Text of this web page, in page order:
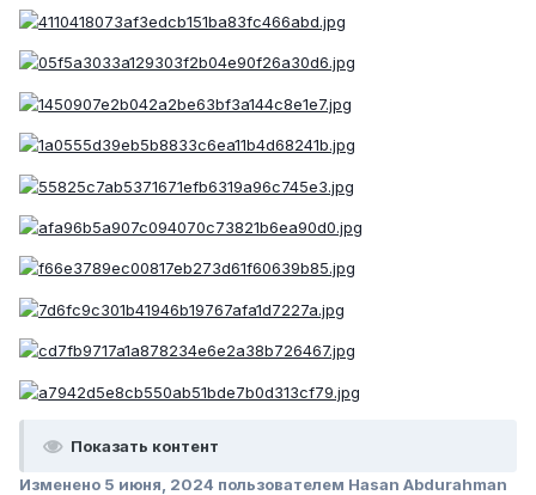
Показать контент
Изменено 5 июня, 2024 пользователем Hasan Abdurahman